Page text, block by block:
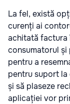
La fel, există
curenți ai
achitată factura
consumatorul și
pentru a
pentru suport
și să plaseze
aplicației vor